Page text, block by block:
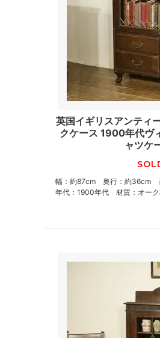
英国イギリスアンティ
クケース 1900年代ヴ
ャツケ
幅：約87cm 奥行：約36cm
年代：1900年代 材質：オー